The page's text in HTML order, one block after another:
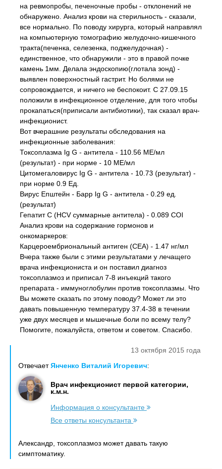
на ревмопробы, печеночные пробы - отклонений не
обнаружено. Анализ крови на стерильность - сказали,
все нормально. По поводу хирурга, который направлял
на компьютерную томографию желудочно-кишечного
тракта(печенка, селезенка, поджелудочная) -
единственное, что обнаружили - это в правой почке
камень 1мм. Делала эндоскопию(глотала зонд) -
выявлен поверхностный гастрит. Но болями не
сопровождается, и ничего не беспокоит. С 27.09.15
положили в инфекционное отделение, для того чтобы
прокапаться(приписали антибиотики), так сказал врач-
инфекционист.
Вот вчерашние результаты обследования на
инфекционные заболевания:
Токсоплазма Ig G - антитела - 110.56 МЕ/мл
(результат) - при норме - 10 МЕ/мл
Цитомегаловирус Ig G - антитела - 10.73 (результат) -
при норме 0.9 Ед.
Вирус Епштейн - Барр Ig G - антитела - 0.29 ед.
(результат)
Гепатит С (HCV суммарные антитела) - 0.089 СОI
Анализ крови на содержание гормонов и
онкомаркеров:
Карцероембриональный антиген (СЕА) - 1.47 нг/мл
Вчера также были с этими результатами у лечащего
врача инфекциониста и он поставил диагноз
токсоплазмоз и приписал 7-8 инъекций такого
препарата - иммуноглобулин против токсоплазмы. Что
Вы можете сказать по этому поводу? Может ли это
давать повышенную температуру 37.4-38 в течении
уже двух месяцев и мышечные боли по всему телу?
Помогите, пожалуйста, ответом и советом. Спасибо.
13 октября 2015 года
ОтвечаетЯнченко Виталий Игоревич:
Врач инфекционист первой категории,
к.м.н.
Информация о консультанте
Все ответы консультанта
Александр, токсоплазмоз может давать такую
симптоматику.